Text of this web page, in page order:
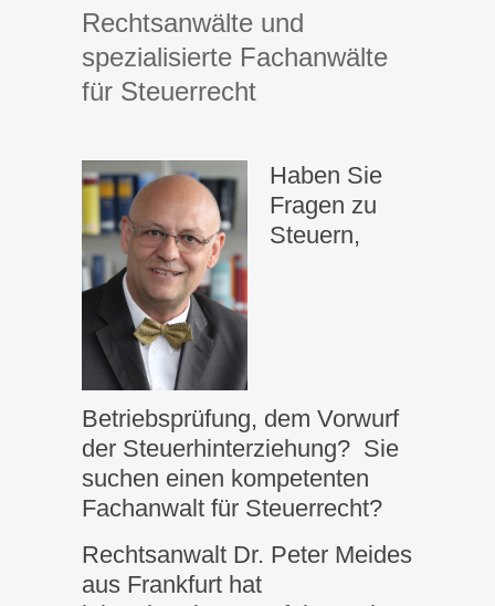
Rechtsanwälte und
spezialisierte Fachanwälte
für Steuerrecht
Haben Sie
Fragen zu
Steuern,
Betriebsprüfung, dem Vorwurf
der Steuerhinterziehung? Sie
suchen einen kompetenten
Fachanwalt für Steuerrecht?
Rechtsanwalt Dr. Peter Meides
aus Frankfurt hat